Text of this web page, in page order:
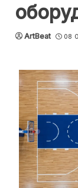
ArtBeat 08